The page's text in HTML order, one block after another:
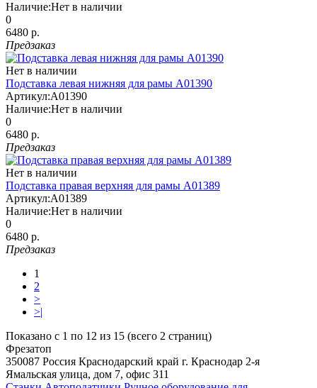
Наличие:Нет в наличии
0
6480 р.
Предзаказ
Нет в наличии
Подставка левая нижняя для рамы A01390
Артикул:A01390
Наличие:Нет в наличии
0
6480 р.
Предзаказ
Нет в наличии
Подставка правая верхняя для рамы A01389
Артикул:A01389
Наличие:Нет в наличии
0
6480 р.
Предзаказ
1
2
>
>|
Показано с 1 по 12 из 15 (всего 2 страниц)
Фрезатоп
350087 Россия Краснодарский край г. Краснодар 2-я
Ямальская улица, дом 7, офис 311